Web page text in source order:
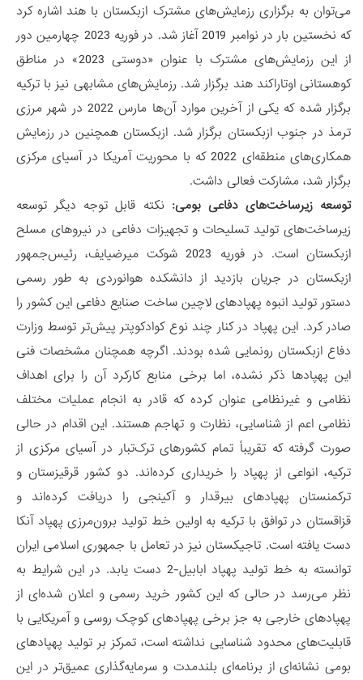
می‌توان به برگزاری رزمایش‌های مشترک ازبکستان با هند اشاره کرد
که نخستین بار در نوامبر 2019 آغاز شد. در فوریه 2023 چهارمین دور
از این رزمایش‌های مشترک با عنوان «دوستی 2023» در مناطق
کوهستانی اوتاراکند هند برگزار شد. رزمایش‌های مشابهی نیز با ترکیه
برگزار شده که یکی از آخرین موارد آن‌ها مارس 2022 در شهر مرزی
ترمذ در جنوب ازبکستان برگزار شد. ازبکستان همچنین در رزمایش
همکاری‌های منطقه‌ای 2022 که با محوریت آمریکا در آسیای مرکزی
برگزار شد، مشارکت فعالی داشت.
توسعه زیرساخت‌های دفاعی بومی: نکته قابل توجه دیگر توسعه
زیرساخت‌های تولید تسلیحات و تجهیزات دفاعی در نیروهای مسلح
ازبکستان است. در فوریه 2023 شوکت میرضیایف، رئیس‌جمهور
ازبکستان در جریان بازدید از دانشکده هوانوردی به طور رسمی
دستور تولید انبوه پهپادهای لاچین ساخت صنایع دفاعی این کشور را
صادر کرد. این پهپاد در کنار چند نوع کوادکوپتر پیش‌تر توسط وزارت
دفاع ازبکستان رونمایی شده بودند. اگرچه همچنان مشخصات فنی
این پهپادها ذکر نشده، اما برخی منابع کارکرد آن را برای اهداف
نظامی و غیرنظامی عنوان کرده که قادر به انجام عملیات مختلف
نظامی اعم از شناسایی، نظارت و تهاجم هستند. این اقدام در حالی
صورت گرفته که تقریباً تمام کشورهای ترک‌تبار در آسیای مرکزی از
ترکیه، انواعی از پهپاد را خریداری کرده‌اند. دو کشور قرقیزستان و
ترکمنستان پهپادهای بیرقدار و آکینجی را دریافت کرده‌اند و
قزاقستان در توافق با ترکیه به اولین خط تولید برون‌مرزی پهپاد آنکا
دست یافته است. تاجیکستان نیز در تعامل با جمهوری اسلامی ایران
توانسته به خط تولید پهپاد ابابیل-2 دست یابد. در این شرایط به
نظر می‌رسد در حالی که این کشور خرید رسمی و اعلان شده‌ای از
پهپادهای خارجی به جز برخی پهپادهای کوچک روسی و آمریکایی با
قابلیت‌های محدود شناسایی نداشته است، تمرکز بر تولید پهپادهای
بومی نشانه‌ای از برنامه‌ای بلندمدت و سرمایه‌گذاری عمیق‌تر در این